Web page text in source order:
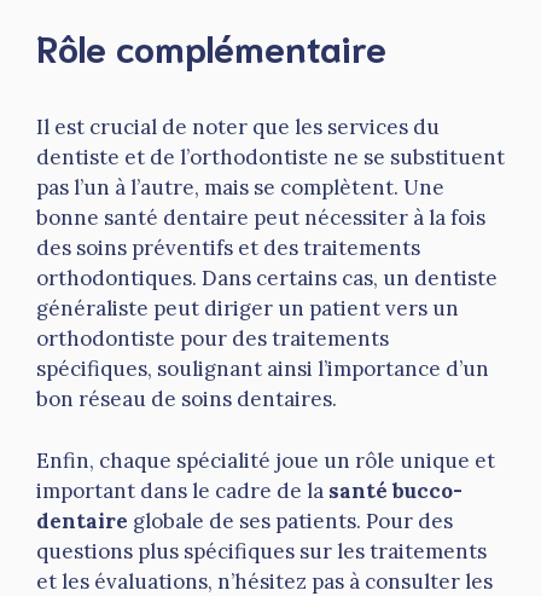
Rôle complémentaire
Il est crucial de noter que les services du
dentiste et de l’orthodontiste ne se substituent
pas l’un à l’autre, mais se complètent. Une
bonne santé dentaire peut nécessiter à la fois
des soins préventifs et des traitements
orthodontiques. Dans certains cas, un dentiste
généraliste peut diriger un patient vers un
orthodontiste pour des traitements
spécifiques, soulignant ainsi l’importance d’un
bon réseau de soins dentaires.
Enfin, chaque spécialité joue un rôle unique et
important dans le cadre de la santé bucco-
dentaire globale de ses patients. Pour des
questions plus spécifiques sur les traitements
et les évaluations, n’hésitez pas à consulter les